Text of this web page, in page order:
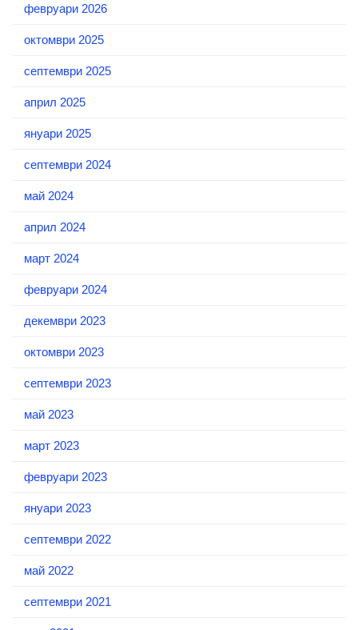
февруари 2026
октомври 2025
септември 2025
април 2025
януари 2025
септември 2024
май 2024
април 2024
март 2024
февруари 2024
декември 2023
октомври 2023
септември 2023
май 2023
март 2023
февруари 2023
януари 2023
септември 2022
май 2022
септември 2021